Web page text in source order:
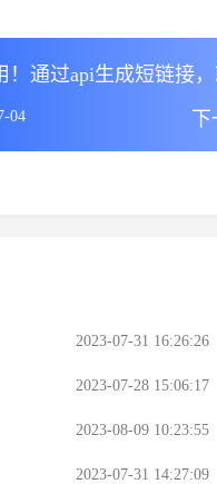
04
2023-07-31 16:26:26
2023-07-28 15:06:17
2023-08-09 10:23:55
2023-07-31 14:27:09